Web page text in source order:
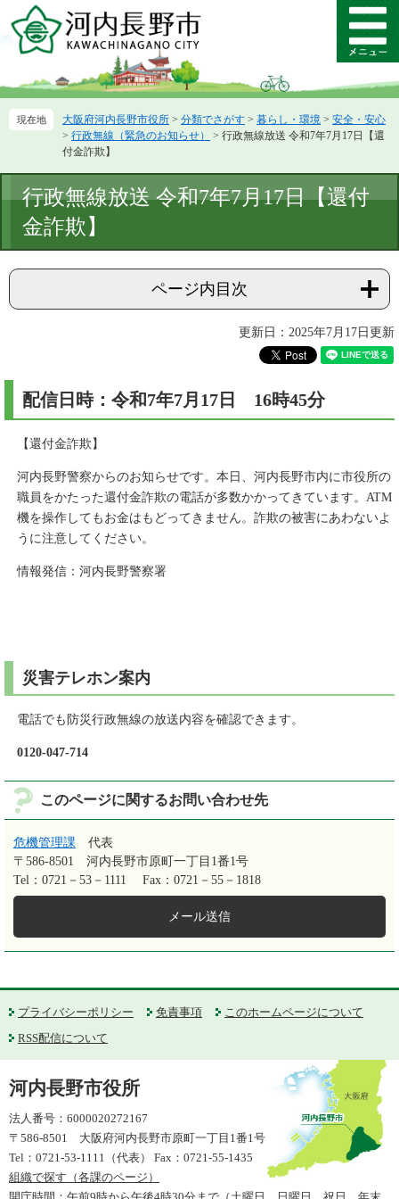
ー
先
ニ
を
本
文
メ
ニ
ー
大阪府河内長野市役所 > 分類でさがす > 暮らし・環境 > 安全・安心
> 行政無線（緊急のお知らせ） > 行政無線放送 令和7年7月17日【還
付金詐欺】
文
行政無線放送 令和7年7月17日【還付
金詐欺】
ページ内目次
更新日：2025年7月17日更新
配信日時：令和7年7月17日 16時45分
【還付金詐欺】
河内長野警察からのお知らせです。本日、河内長野市内に市役所の
職員をかたった還付金詐欺の電話が多数かかってきています。ATM
機を操作してもお金はもどってきません。詐欺の被害にあわないよ
うに注意してください。
情報発信：河内長野警察署
災害テレホン案内
電話でも防災行政無線の放送内容を確認できます。
0120-047-714
このページに関するお問い合わせ先
危機管理課
代表
〒586-8501
河内長野市原町一丁目1番1号
Tel：0721－53－1111
Fax：0721－55－1818
メール送信
プライバシーポリシー 免責事項
このホームページについて
RSS配信について
河内長野市役所
法人番号：6000020272167
〒586-8501 大阪府河内長野市原町一丁目1番1号
Tel：0721-53-1111（代表） Fax：0721-55-1435
組織で探す（各課のページ）